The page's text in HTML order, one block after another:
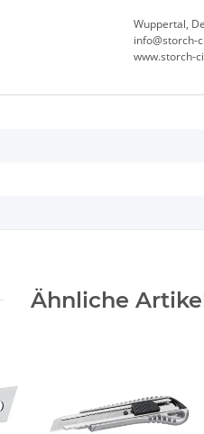
Wuppertal,
info@storch-
www.storch-
Ähnliche